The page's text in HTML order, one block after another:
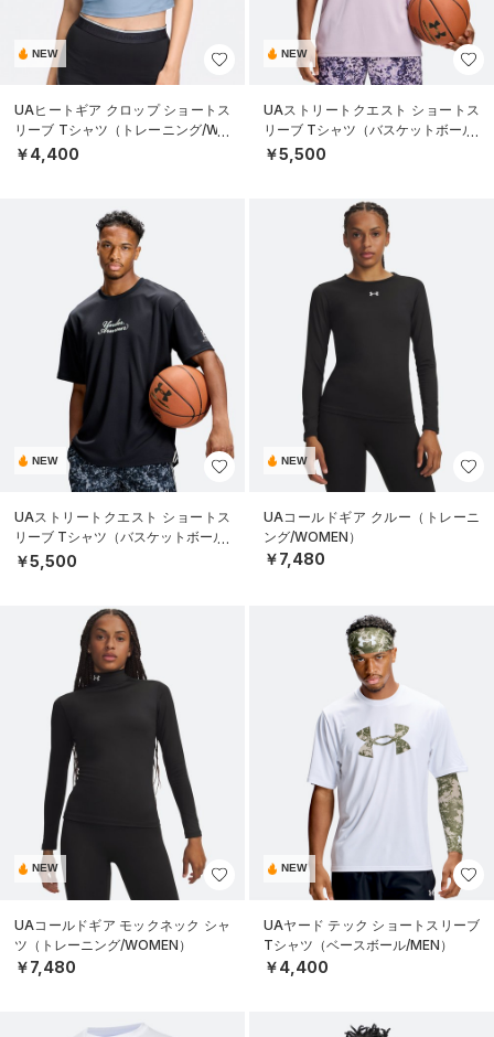
NEW
UAヒートギア クロップ ショートス
リーブ Tシャツ（トレーニング/WO
MEN）
￥4,400
NEW
UAストリートクエスト ショートス
リーブ Tシャツ（バスケットボール/
MEN）
￥5,500
NEW
UAストリートクエスト ショートス
リーブ Tシャツ（バスケットボール/
MEN）
￥5,500
NEW
UAコールドギア クルー（トレーニ
ング/WOMEN）
￥7,480
NEW
UAコールドギア モックネック シャ
ツ（トレーニング/WOMEN）
￥7,480
NEW
UAヤード テック ショートスリーブ
Tシャツ（ベースボール/MEN）
￥4,400